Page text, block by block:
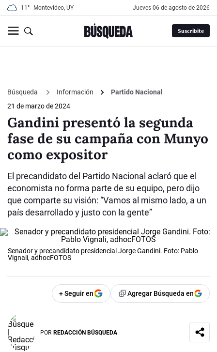
11° Montevideo, UY jueves 06 de agosto de 2026
Suscribite
Búsqueda Información
Partido Nacional
21 de marzo de 2024
Gandini presentó la segunda
fase de su campaña con Munyo
como expositor
El precandidato del Partido Nacional aclaró que el
economista no forma parte de su equipo, pero dijo
que comparte su visión: “Vamos al mismo lado, a un
país desarrollado y justo con la gente”
Senador y precandidato presidencial Jorge Gandini. Foto: Pablo
Vignali, adhocFOTOS
+ Seguir en Agregar Búsqueda en
POR REDACCIÓN BÚSQUEDA